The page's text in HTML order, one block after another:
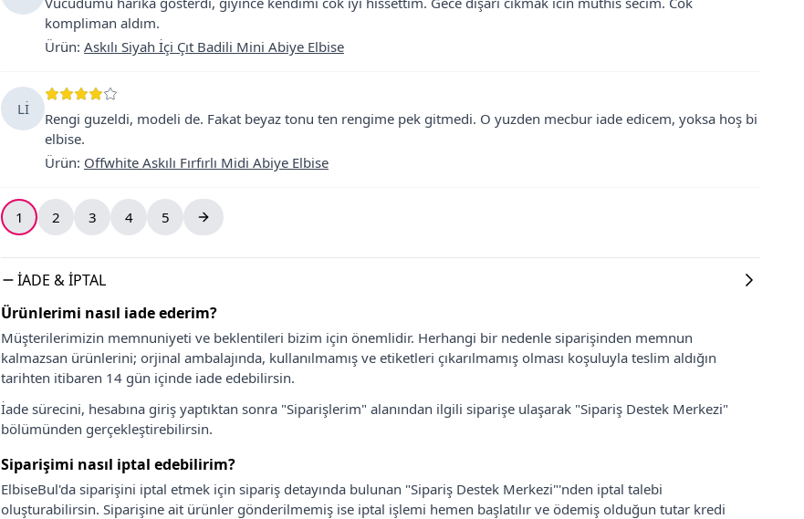
kompliman aldım.
Ürün: Askılı Siyah İçi Çıt Badili Mini Abiye Elbise
Lİ
Rengi guzeldi, modeli de. Fakat beyaz tonu ten rengime pek gitmedi. O yuzden mecbur iade edicem, yoksa hoş bi
elbise.
Ürün: Offwhite Askılı Fırfırlı Midi Abiye Elbise
1 2 3 4 5
İADE & İPTAL
Ürünlerimi nasıl iade ederim?
Müşterilerimizin memnuniyeti ve beklentileri bizim için önemlidir. Herhangi bir nedenle siparişinden memnun
kalmazsan ürünlerini; orjinal ambalajında, kullanılmamış ve etiketleri çıkarılmamış olması koşuluyla teslim aldığın
tarihten itibaren 14 gün içinde iade edebilirsin.
İade sürecini, hesabına giriş yaptıktan sonra "Siparişlerim" alanından ilgili siparişe ulaşarak "Sipariş Destek Merkezi"
bölümünden gerçekleştirebilirsin.
Siparişimi nasıl iptal edebilirim?
ElbiseBul'da siparişini iptal etmek için sipariş detayında bulunan "Sipariş Destek Merkezi"'nden iptal talebi
oluşturabilirsin. Siparişine ait ürünler gönderilmemiş ise iptal işlemi hemen başlatılır ve ödemiş olduğun tutar kredi